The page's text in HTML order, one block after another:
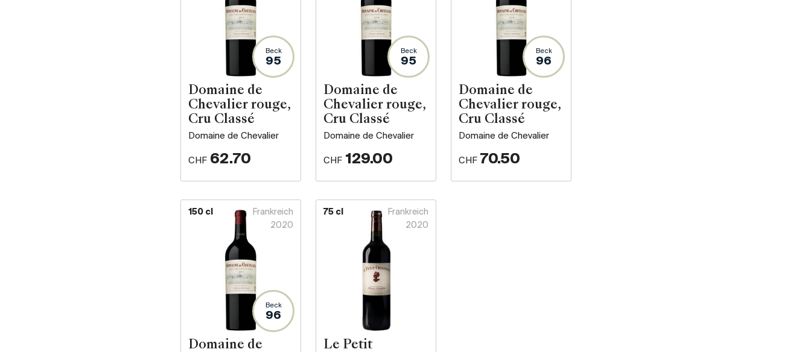
Beck
95
Domaine de
Chevalier rouge,
Cru Classé
Domaine de Chevalier
CHF 62.70
Beck
95
Domaine de
Chevalier rouge,
Cru Classé
Domaine de Chevalier
CHF 129.00
Beck
96
Domaine de
Chevalier rouge,
Cru Classé
Domaine de Chevalier
CHF 70.50
150 cl
Frankreich
2020
Beck
96
Domaine de
75 cl
Frankreich
2020
Le Petit